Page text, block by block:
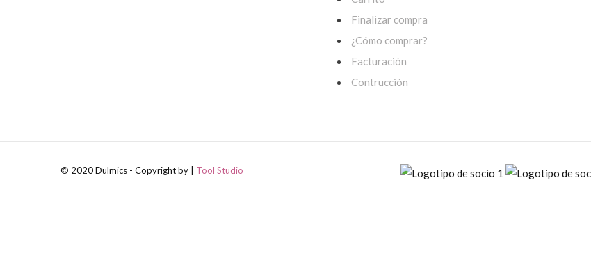
Finalizar compra
¿Cómo comprar?
Facturación
Contrucción
© 2020 Dulmics - Copyright by | Tool Studio